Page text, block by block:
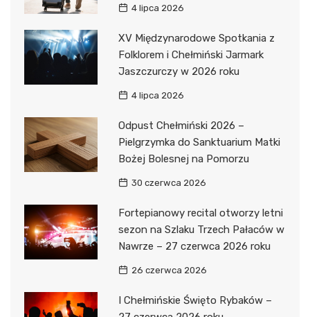
4 lipca 2026
XV Międzynarodowe Spotkania z
Folklorem i Chełmiński Jarmark
Jaszczurczy w 2026 roku
4 lipca 2026
Odpust Chełmiński 2026 –
Pielgrzymka do Sanktuarium Matki
Bożej Bolesnej na Pomorzu
30 czerwca 2026
Fortepianowy recital otworzy letni
sezon na Szlaku Trzech Pałaców w
Nawrze – 27 czerwca 2026 roku
26 czerwca 2026
I Chełmińskie Święto Rybaków –